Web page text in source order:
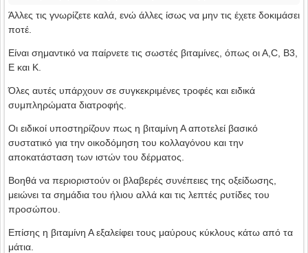
Άλλες τις γνωρίζετε καλά, ενώ άλλες ίσως να μην τις έχετε δοκιμάσει
ποτέ.
Είναι σημαντικό να παίρνετε τις σωστές βιταμίνες, όπως οι Α,C, B3,
E και Κ.
Όλες αυτές υπάρχουν σε συγκεκριμένες τροφές και ειδικά
συμπληρώματα διατροφής.
Οι ειδικοί υποστηρίζουν πως η βιταμίνη Α αποτελεί βασικό
συστατικό για την οικοδόμηση του κολλαγόνου και την
αποκατάσταση των ιστών του δέρματος.
Βοηθά να περιοριστούν οι βλαβερές συνέπειες της οξείδωσης,
μειώνει τα σημάδια του ήλιου αλλά και τις λεπτές ρυτίδες του
προσώπου.
Επίσης η βιταμίνη Α εξαλείφει τους μαύρους κύκλους κάτω από τα
μάτια.